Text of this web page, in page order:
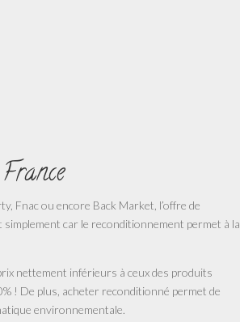
Fnac ou encore Back Market, l’offre de
car le reconditionnement permet à la
nettement inférieurs à ceux des produits
! De plus, acheter reconditionné permet de
environnementale.